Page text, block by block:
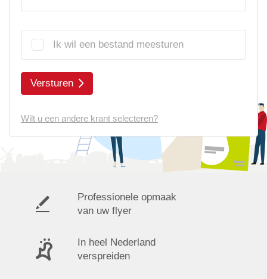
Ik wil een bestand meesturen
Versturen
Wilt u een andere krant selecteren?
Professionele opmaak
van uw flyer
In heel Nederland
verspreiden